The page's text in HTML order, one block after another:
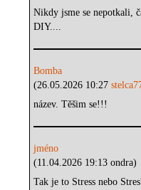
Nikdy jsme se nepotkali,
DIY....
Bomba
(26.05.2026 10:27
název. Těšim se!!!
jméno
(11.04.2026 19:13 ondra)
Tak je to Stress nebo